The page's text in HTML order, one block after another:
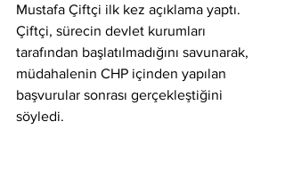
Mustafa Çiftçi ilk kez açıklama yaptı.
Çiftçi, sürecin devlet kurumları
tarafından başlatılmadığını savunarak,
müdahalenin CHP içinden yapılan
başvurular sonrası gerçekleştiğini
söyledi.